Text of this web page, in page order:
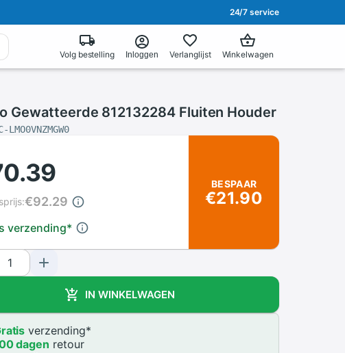
24/7 service
Volg bestelling Inloggen Verlanglijst Winkelwagen
Gewatteerde 812132284 Fluiten Houder
LMO0VNZMGW0
verzending*
€92.29
BESPAAR
€21.90
IN WINKELWAGEN
verzending*
dagen retour